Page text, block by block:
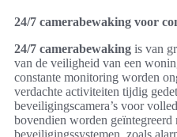
24/7 camerabewaking voor
24/7 camerabewaking is van
van de veiligheid van een
constante monitoring worden
verdachte activiteiten tijdig
beveiligingscamera’s voor
bovendien worden geïntegreerd